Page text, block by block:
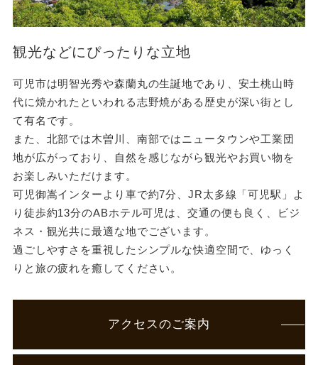
観光などにぴったりな立地
可児市は明智光秀や森蘭丸の生誕地であり、安土桃山時
代に焼かれたといわれる志野焼がある歴史が深い街とし
て有名です。
また、北部では木曽川、南部ではニュータウンや工業団
地が広がっており、自然を感じながら観光やお買い物を
お楽しみいただけます。
可児御嵩インターより車で約7分、JR太多線「可児駅」よ
り徒歩約13分のABホテル可児は、交通の便も良く、ビジ
ネス・観光共に最適な地でございます。
過ごしやすさを重視したシンプルな快適空間で、ゆっく
りと旅の疲れを癒してください。
アクセスのご案内